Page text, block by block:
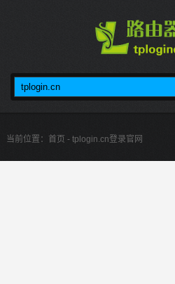
当前位置： 首页 - tplogin.cn登录官网